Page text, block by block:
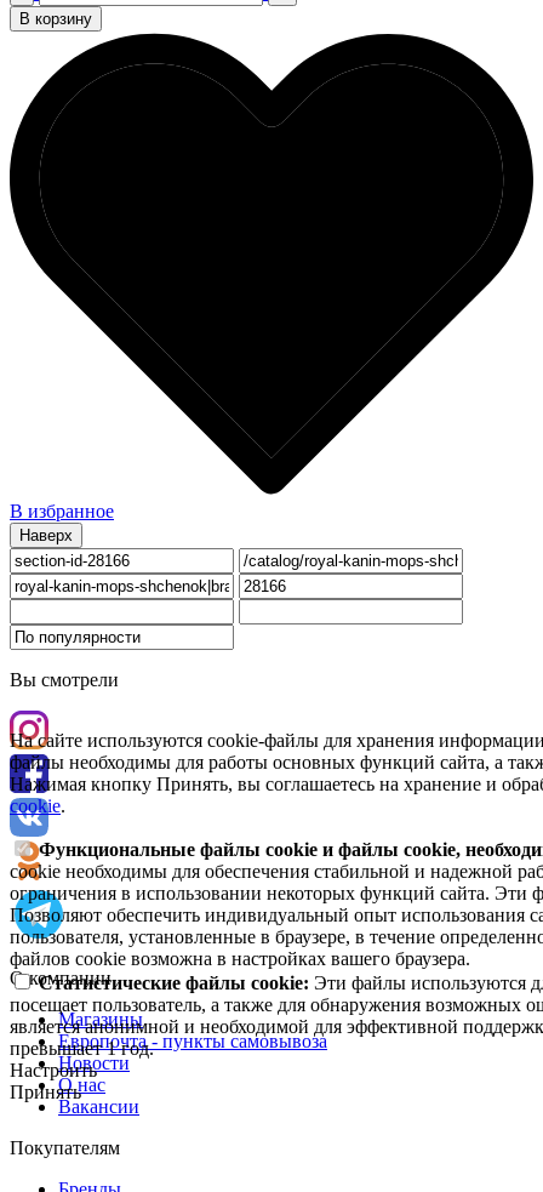
В корзину
В избранное
Наверх
Вы смотрели
На сайте используются cookie-файлы для хранения
файлы необходимы для работы основных функций сайта, а
Нажимая кнопку Принять, вы соглашаетесь на хранение и
cookie.
Функциональные файлы cookie и файлы cookie,
cookie необходимы для обеспечения стабильной и надежной
ограничения в использовании некоторых функций сайта. Эти
Позволяют обеспечить индивидуальный опыт использования
пользователя, установленные в браузере, в течение
файлов cookie возможна в настройках вашего браузера.
Статистические файлы cookie: Эти файлы используются
посещает пользователь, а также для обнаружения возможных
является анонимной и необходимой для эффективной
превышает 1 год.
Настроить
Принять
О компании
Магазины
Европочта - пункты самовывоза
Новости
О нас
Вакансии
Покупателям